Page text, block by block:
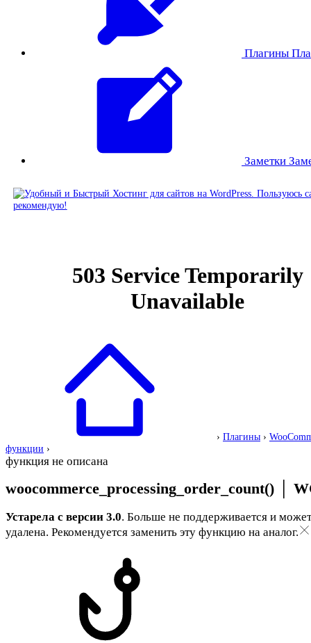
Плагины
Заметки
› Плагины ›
функции ›
функция не описана
woocommerce_processing_order_count()
Устарела с версии 3.0. Больше не поддерживается и
удалена. Рекомендуется заменить эту функцию на аналог.